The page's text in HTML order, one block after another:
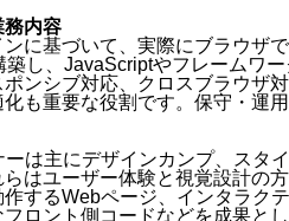
務内容
に基づいて、実際にブラウザ
し、JavaScriptやフレームワ
ンシブ対応、クロスブラウザ
も重要な役割です。保守・運
は主にデザインカンプ、スタ
はユーザー体験と視覚設計の
するWebページ、インタラク
ロント側コードなどを成果と